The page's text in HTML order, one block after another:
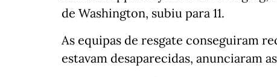
de Washington, subiu para 11.
As equipas de resgate conseguiram
estavam desaparecidas, anunciaram